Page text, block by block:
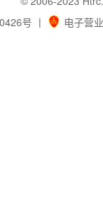
号 丨 电子营